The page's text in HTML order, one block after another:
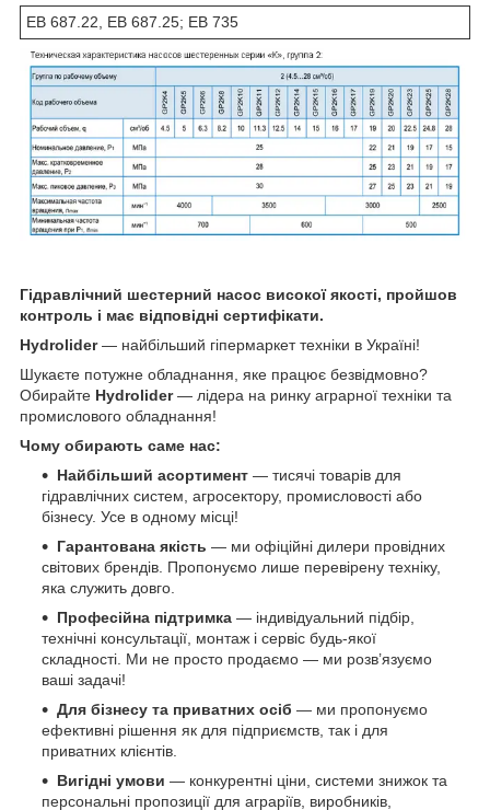
ЕВ 687.22, ЕВ 687.25; ЕВ 735
Гідравлічний шестерний насос високої якості, пройшов
контроль і має відповідні сертифікати.
Hydrolider— найбільший гіпермаркет техніки в Україні!
Шукаєте потужне обладнання, яке працює безвідмовно?
Обирайте Hydrolider— лідера на ринку аграрної техніки та
промислового обладнання!
Чому обирають саме нас:
Найбільший асортимент — тисячі товарів для
гідравлічних систем, агросектору, промисловості або
бізнесу. Усе в одному місці!
Гарантована якість — ми офіційні дилери провідних
світових брендів. Пропонуємо лише перевірену техніку,
яка служить довго.
Професійна підтримка — індивідуальний підбір,
технічні консультації, монтаж і сервіс будь-якої
складності. Ми не просто продаємо — ми розв’язуємо
ваші задачі!
Для бізнесу та приватних осіб — ми пропонуємо
ефективні рішення як для підприємств, так і для
приватних клієнтів.
Вигідні умови — конкурентні ціни, системи знижок та
персональні пропозиції для аграріїв, виробників,